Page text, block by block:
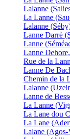
Lalanne
La Lanne
Lalanne
Lanne Darrè
Lanne
Lanne
Rue de la
Lanne De
Chemin de la
Lalanne
Lanne de
La Lanne
La Lane dou
La Lane
Lalane (Agos-